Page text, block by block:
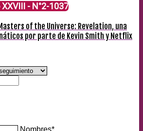
- N°2-1037
of the Universe: Revelation, una
por parte de Kevin Smith y Netflix
Nombres*